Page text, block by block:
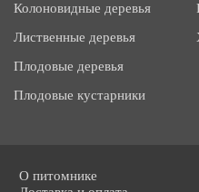
Колоновидные деревья
Лиственные деревья
Плодовые деревья
Плодовые кустарники
О питомнике